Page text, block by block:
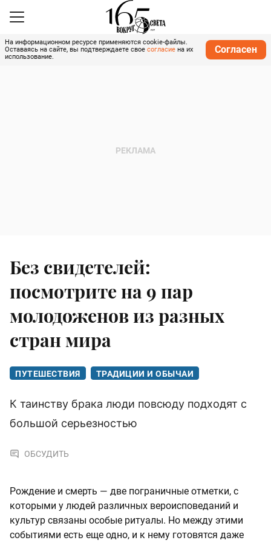
На информационном ресурсе применяются cookie-файлы.
Оставаясь на сайте, вы подтверждаете свое согласие на их
использование.
Согласен
Без свидетелей:
посмотрите на 9 пар
молодоженов из разных
стран мира
ПУТЕШЕСТВИЯ ТРАДИЦИИ И ОБЫЧАИ
К таинству брака люди повсюду подходят с
большой серьезностью
ОБСУДИТЬ
Рождение и смерть — две пограничные отметки, с
которыми у людей различных вероисповеданий и
культур связаны особые ритуалы. Но между этими
событиями есть еще одно, и к нему готовятся даже